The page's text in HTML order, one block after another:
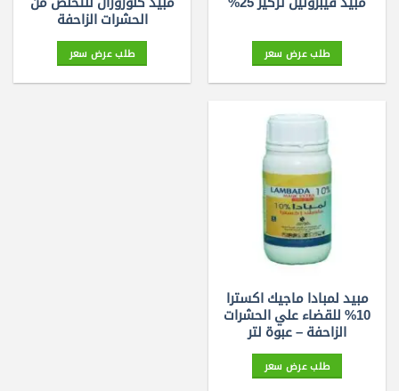
طلب عرض سعر
الحشرات الزاحفة
طلب عرض سعر
مبيد لمبادا ماجيك اكسترا
10% للقضاء علي الحشرات
الزاحفة – عبوة لتر
طلب عرض سعر